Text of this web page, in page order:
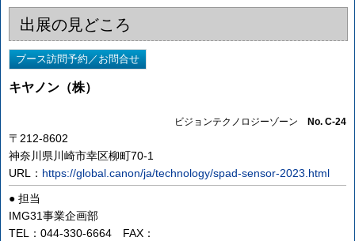
出展の見どころ
キヤノン（株）
ビジョンテクノロジーゾーン No. C-24
〒212-8602
神奈川県川崎市幸区柳町70-1
URL： https://global.canon/ja/technology/spad-sensor-2023.html
● 担当
IMG31事業企画部
TEL：044-330-6664 FAX：